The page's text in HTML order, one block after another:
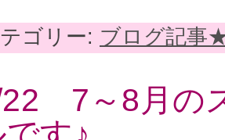
ゴリー: ブログ記事
7～8月の